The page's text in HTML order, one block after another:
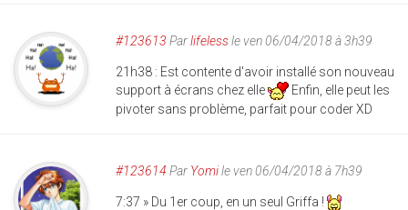
#123613 Parlifelessle ven 06/04/2018 à 3h39
21h38 : Est contente d'avoir installé son nouveau
support à écrans chez elle
Enfin, elle peut les
pivoter sans problème, parfait pour coder XD
#123614 Par Yomile ven 06/04/2018 à 7h39
7:37 » Du 1er coup, en un seul Griffa !